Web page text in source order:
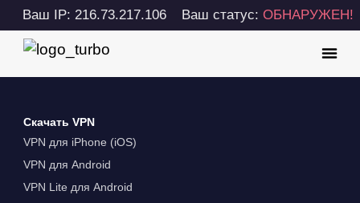
Ваш IP: 216.73.217.106 Ваш статус: ОБНАРУЖЕН!
Скачать VPN
VPN для iPhone (iOS)
VPN для Android
VPN Lite для Android